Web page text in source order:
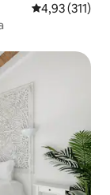
4,93 de uma
4,93 (311)